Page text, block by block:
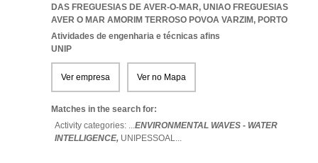
DAS FREGUESIAS DE AVER-O-MAR, UNIAO FREGUESIAS
AVER O MAR AMORIM TERROSO POVOA VARZIM, PORTO
Atividades de engenharia e técnicas afins
UNIP
Ver empresa Ver no Mapa
Matches in the search for:
Activity categories: ...ENVIRONMENTAL WAVES - WATER
INTELLIGENCE, UNIPESSOAL...